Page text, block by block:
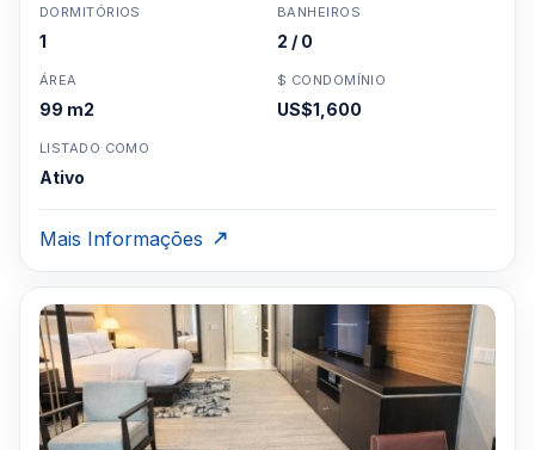
DORMITÓRIOS
1
BANHEIROS
2 / 0
ÁREA
99 m2
$ CONDOMÍNIO
US$1,600
LISTADO COMO
Ativo
Mais Informações